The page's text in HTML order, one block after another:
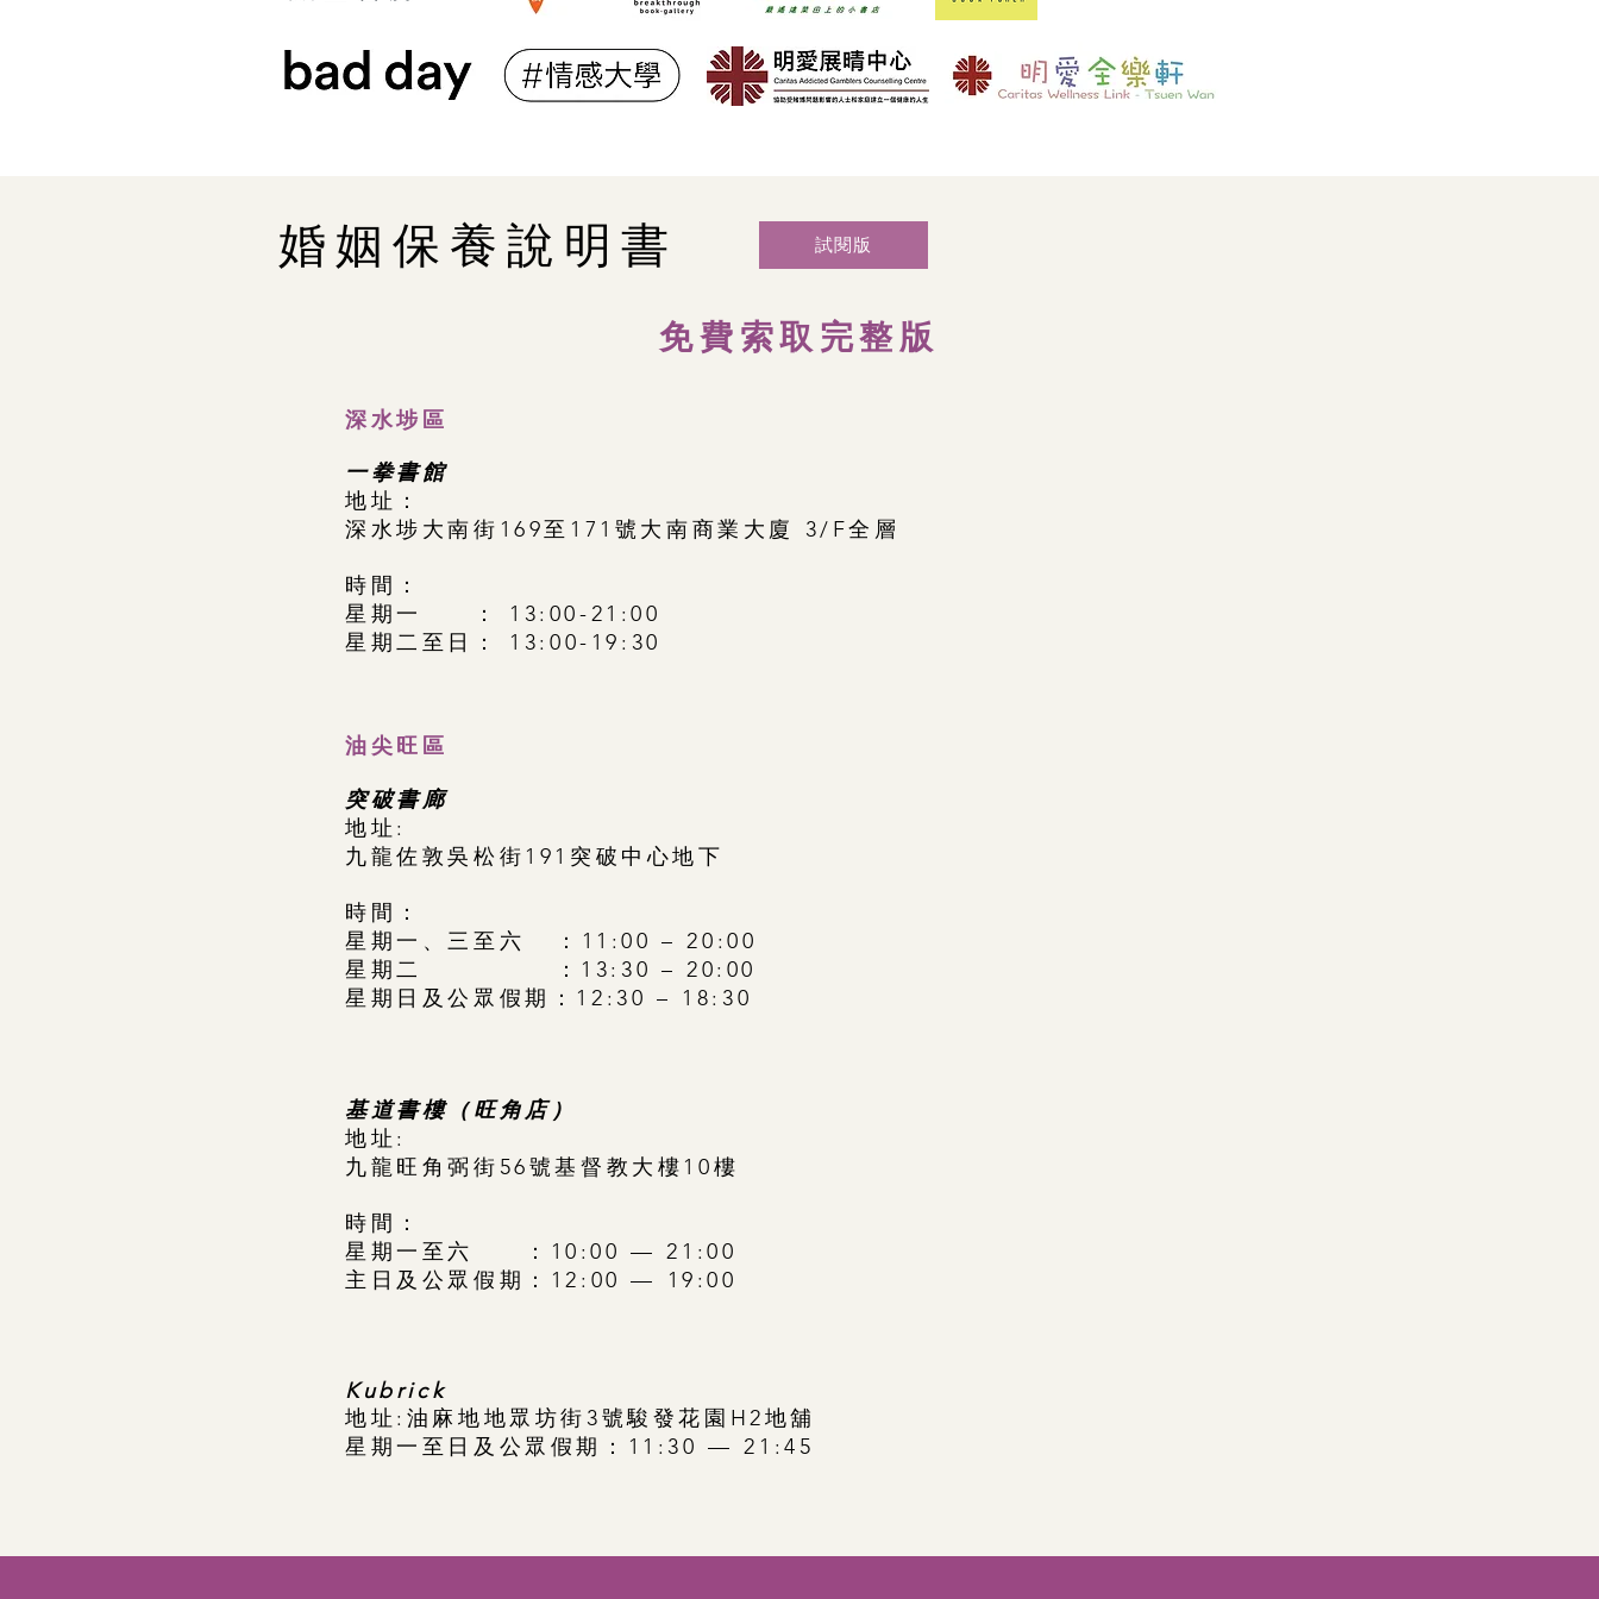
婚姻保養說明書 試閱版
免費索取完整版
深水埗區
一拳書館
​地址：
深水埗大南街169至171號大南商業大廈 3/F全層
時間：
星期一 ： 13:00-21:00
星期二至日： 13:00-19:30
​油尖旺區
突破書廊
​地址:
九龍佐敦吳松街191突破中心地下
時間：
星期一、三至六 ：11:00 – 20:00
星期二 ：13:30 – 20:00
星期日及公眾假期：12:30 – 18:30
基道書樓（旺角店）
​地址:
九龍旺角弼街56號基督教大樓10樓
時間：
星期一至六 ：10:00 — 21:00
主日及公眾假期：12:00 — 19:00
Kubrick
​地址:油麻地地眾坊街3號駿發花園H2地舖
星期一至日及公眾假期：11:30 — 21:45